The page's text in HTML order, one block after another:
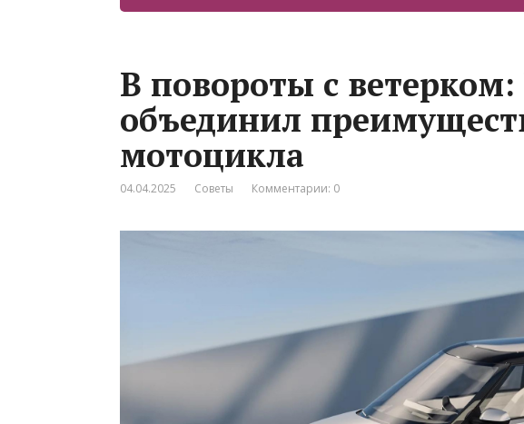
В повороты с ветерком:
объединил
мотоцикла
04.04.2025 Советы Комментарии: 0